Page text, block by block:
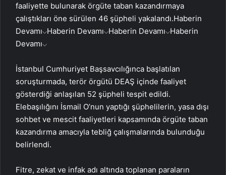
faaliyette bulunarak örgüte taban kazandırmaya
çalıştıkları öne sürülen 46 şüpheli yakalandı.Haberin
Devamı Haberin Devamı Haberin Devamı Haberin
Devamı
İstanbul Cumhuriyet Başsavcılığınca başlatılan
soruşturmada, terör örgütü DEAŞ içinde faaliyet
gösterdiği anlaşılan 52 şüpheli tespit edildi.
Elebaşılığını İsmail O’nun yaptığı şüphelilerin, yasa dışı
sohbet ve mescit faaliyetleri kapsamında örgüte taban
kazandırma amacıyla tebliğ çalışmalarında bulunduğu
belirlendi.
Fitre, zekat ve infak adı altında toplanan paraların